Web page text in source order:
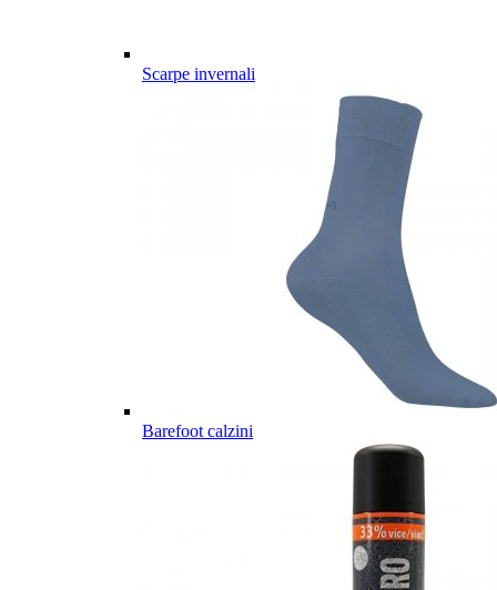
Scarpe invernali
Barefoot calzini